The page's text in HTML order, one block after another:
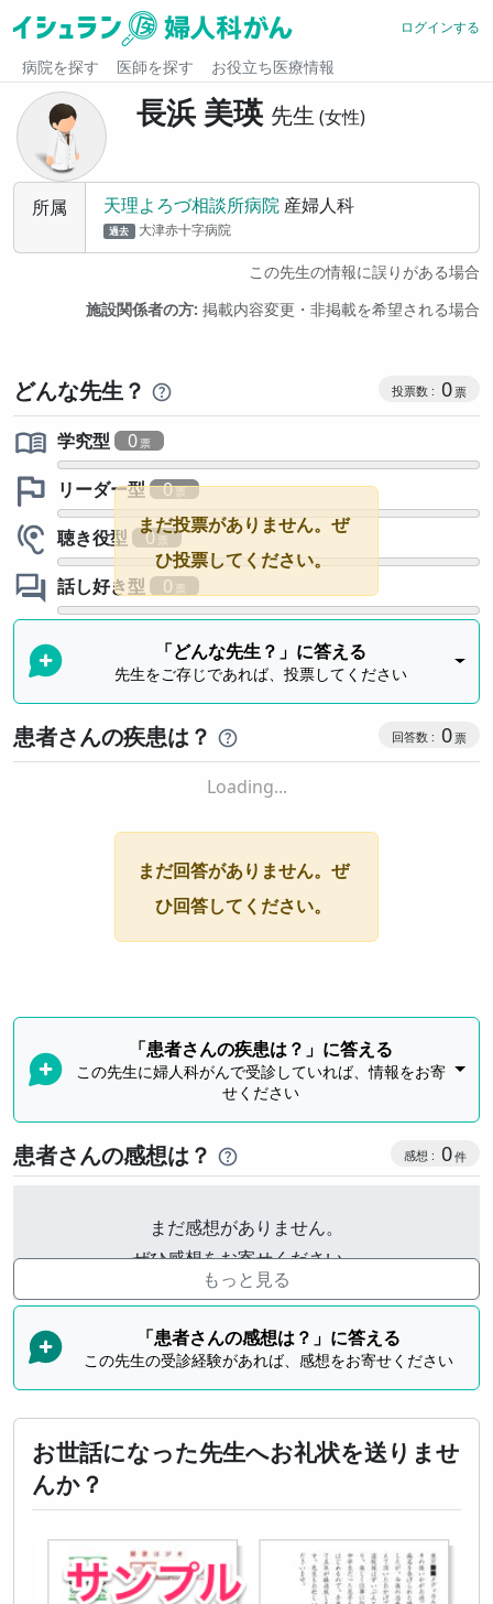
ログインする
病院を探す 医師を探す お役立ち医療情報
長浜 美瑛 先生 女性
所属 天理よろづ相談所病院 産婦人科
過去 大津赤十字病院
この先生の情報に誤りがある場合
施設関係者の方: 掲載内容変更・非掲載を希望される場合
どんな先生？ コミュニ
0
学究型
0
リーダー型
0
聴き役型
0
話し好き型
0
「どんな先生？」に答える
先生をご存じであれば、投票してください
まだ投票がありません。ぜ
ひ投票してください。
患者さんの疾患は？ 0
Loading...
「患者さんの疾患は？」に答える
この先生に婦人科がんで受診していれば、情報をお寄
せください
まだ回答がありません。ぜ
ひ回答してください。
患者さんの感想は？ 感想投稿
0
まだ感想がありません。
ぜひ感想をお寄せください。
もっと見る
「患者さんの感想は？」に答える
この先生の受診経験があれば、感想をお寄せください
お世話になった先生へお礼状を送りませ
んか？